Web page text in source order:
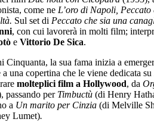
come ne L’oro di Napoli, Peccato
Sul set di Peccato che sia una
, con cui lavorerà in molti film;
e Vittorio De Sica.
Cinquanta, la sua fama inizia a
una copertina che le viene dedicata su
molteplici film a Hollywood, da
passando per Timbuctù (di Henry
a Un marito per Cinzia (di Melville
Lumet).